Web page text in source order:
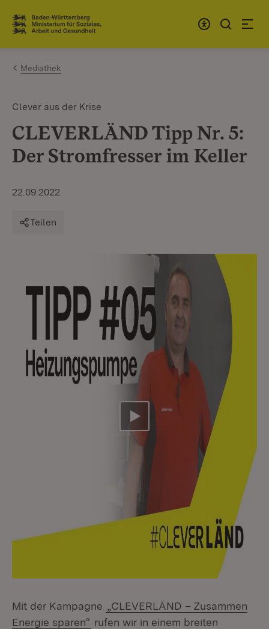
Zum Inhalt springen
Link zur Startseite
Mediathek
Clever aus der Krise
CLEVERLÄND Tipp Nr. 5:
Der Stromfresser im Keller
22.09.2022
Teilen
Video abspielen
Mit der Kampagne
„CLEVERLÄND – Zusammen
Energie sparen“ rufen wir in einem breiten